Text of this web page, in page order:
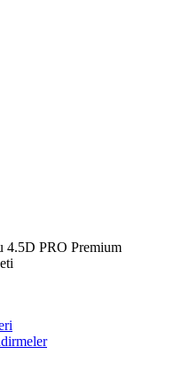
4.5D PRO Premium